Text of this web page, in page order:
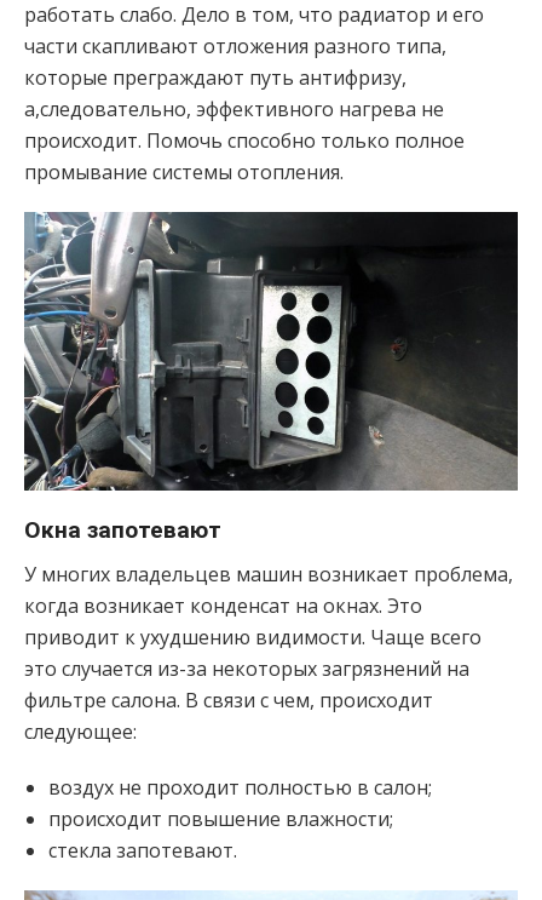
работать слабо. Дело в том, что радиатор и его
части скапливают отложения разного типа,
которые преграждают путь антифризу,
а,следовательно, эффективного нагрева не
происходит. Помочь способно только полное
промывание системы отопления.
Окна запотевают
У многих владельцев машин возникает проблема,
когда возникает конденсат на окнах. Это
приводит к ухудшению видимости. Чаще всего
это случается из-за некоторых загрязнений на
фильтре салона. В связи с чем, происходит
следующее:
воздух не проходит полностью в салон;
происходит повышение влажности;
стекла запотевают.